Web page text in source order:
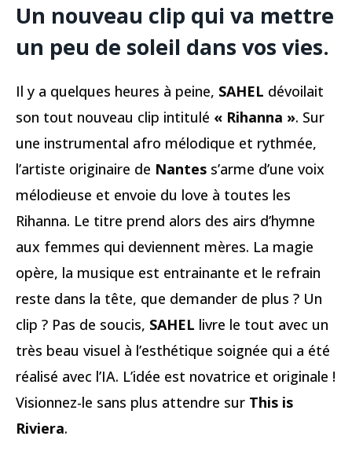
Un nouveau clip qui va mettre
un peu de soleil dans vos vies.
Il y a quelques heures à peine, SAHEL dévoilait
son tout nouveau clip intitulé « Rihanna ». Sur
une instrumental afro mélodique et rythmée,
l’artiste originaire de Nantes s’arme d’une voix
mélodieuse et envoie du love à toutes les
Rihanna. Le titre prend alors des airs d’hymne
aux femmes qui deviennent mères. La magie
opère, la musique est entrainante et le refrain
reste dans la tête, que demander de plus ? Un
clip ? Pas de soucis, SAHEL livre le tout avec un
très beau visuel à l’esthétique soignée qui a été
réalisé avec l’IA. L’idée est novatrice et originale !
Visionnez-le sans plus attendre sur This is
Riviera.